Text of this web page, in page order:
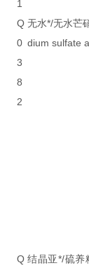
1
Q
0
3
8
2
无水*/无水芒
dium sulfate
Q 结晶亚*/硫养